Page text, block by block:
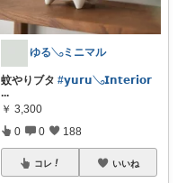
ゆる𓂅ミニマル
蚊やりブタ #𝘆𝘂𝗿𝘂𓂅𝗜𝗻𝘁𝗲𝗿𝗶𝗼𝗿
...
￥ 3,300
0 0 188
コレ いいね